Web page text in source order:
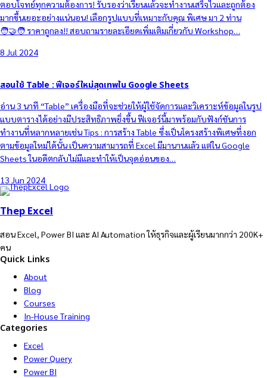
ตอบโจทย์ทุกความต้องการ! รับรองว่าเรียนแล้วจะทำงานเสร็จไวและถูกต้อง
มากขึ้นเยอะอย่างแน่นอน! เลือกรูปแบบที่เหมาะกับคุณ พิเศษ มา 2 ท่าน
🧑‍🤝‍🧑 ราคาถูกลง!! สอบถามรายละเอียดเพิ่มเติมเกี่ยวกับ Workshop…
8 Jul 2024
สอนใช้ Table : ฟีเจอร์ใหม่สุดเทพใน Google Sheets
อ่าน 3 นาที “Table” เครื่องมือที่จะช่วยให้ผู้ใช้จัดการและวิเคราะห์ข้อมูลในรูป
แบบตารางได้อย่างมีประสิทธิภาพยิ่งขึ้น ฟีเจอร์นี้มาพร้อมกับฟังก์ชันการ
ทำงานที่หลากหลายเช่น Tips : การสร้าง Table ซึ่งเป็นโครงสร้างพิเศษที่งอก
ตามข้อมูลใหม่ได้นั้น เป็นความสามารถที่ Excel มีมานานแล้ว แต่ใน Google
Sheets ในอดีตกลับไม่มีและทำให้เป็นจุดอ่อนของ…
13 Jun 2024
Thep Excel
สอน Excel, Power BI และ AI Automation ให้ธุรกิจและผู้เรียนมากกว่า 200K+
คน
Quick Links
About
Blog
Courses
In-House Training
Categories
Excel
Power Query
Power BI